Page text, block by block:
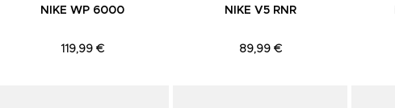
NIKE WP 6000
119,99 €
NIKE V5 RNR
89,99 €